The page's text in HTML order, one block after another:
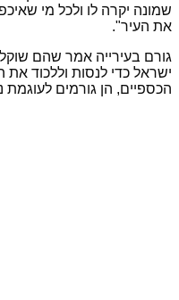
שמונה יקרה לו ולכל מי
את העיר".
גורם בעירייה אמר שהם
ישראל כדי לנסות וללכוד את
הכספיים, הן גורמים לעוגמת